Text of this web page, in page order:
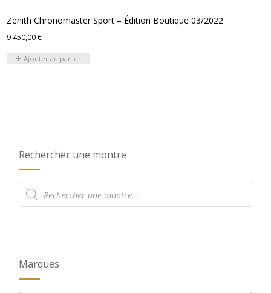
Zenith Chronomaster Sport – Édition Boutique 03/2022
9 450,00€
Ajouter au panier
Rechercher une montre
Recherche
de
produits
Marques